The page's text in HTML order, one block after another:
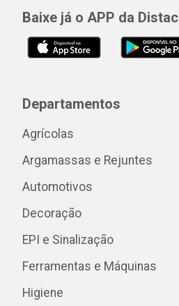
Baixe já o APP da Distac
Departamentos
Agrícolas
Argamassas e Rejuntes
Automotivos
Decoração
EPI e Sinalização
Ferramentas e Máquinas
Higiene